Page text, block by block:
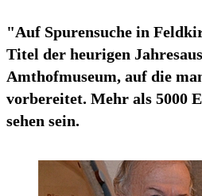
"Auf Spurensuche in
Titel der heurigen
Amthofmuseum, auf die
vorbereitet. Mehr als 5000
sehen sein.